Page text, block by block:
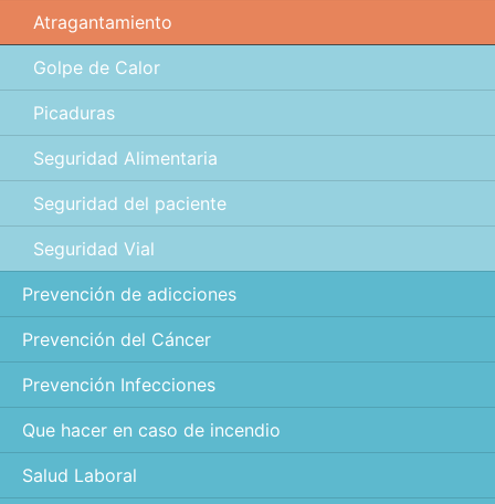
Atragantamiento
Golpe de Calor
Picaduras
Seguridad Alimentaria
Seguridad del paciente
Seguridad Vial
Prevención de adicciones
Prevención del Cáncer
Prevención Infecciones
Que hacer en caso de incendio
Salud Laboral